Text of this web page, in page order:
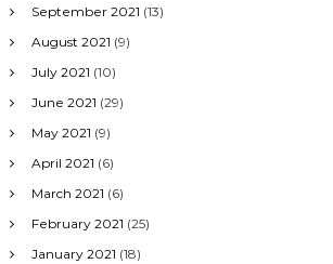
September 2021 (13)
August 2021 (9)
July 2021 (10)
June 2021 (29)
May 2021 (9)
April 2021 (6)
March 2021 (6)
February 2021 (25)
January 2021 (18)